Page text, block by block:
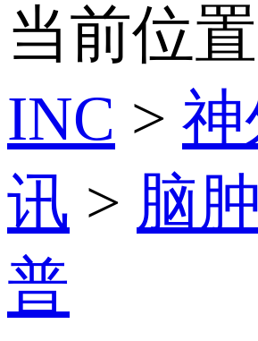
当前位置
INC >
讯 > 脑
普